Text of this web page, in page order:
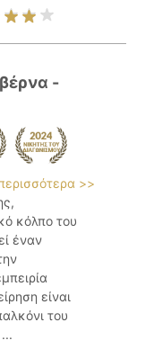
-
>>
κόλπο του
έναν
είναι
του